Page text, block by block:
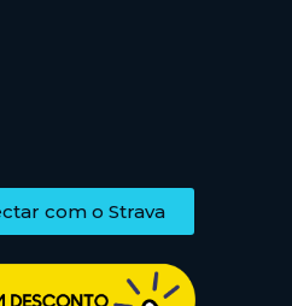
com o Strava